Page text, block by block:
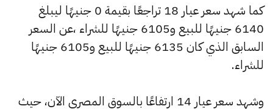
كما شهد سعر عيار 18 تراجعًا بقيمة 0 جنيهًا ليبلغ
6140 جنيهًا للبيع و6105 جنيهًا للشراء ،عن السعر
السابق الذي كان 6135 جنيهًا للبيع و6105 جنيهًا
للشراء.
وشهد سعر عيار 14 ارتفاعًا بالسوق المصري الآن، حيث